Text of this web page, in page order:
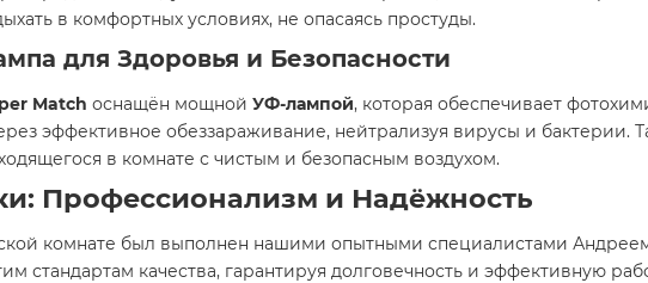
в комфортных условиях, не опасаясь простуды.
для Здоровья и Безопасности
Match оснащён мощной УФ-лампой, которая обеспечивает
эффективное обеззараживание, нейтрализуя вирусы и бактерии.
в комнате с чистым и безопасным воздухом.
Профессионализм и Надёжность
комнате был выполнен нашими опытными специалистами
стандартам качества, гарантируя долговечность и эффективную